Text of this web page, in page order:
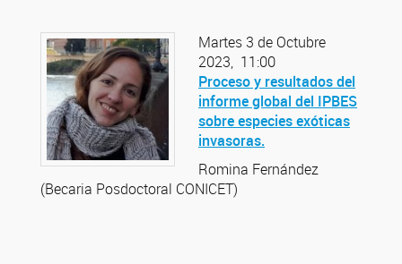
Martes 3 de Octubre
2023, 11:00
Proceso y resultados del
informe global del IPBES
sobre especies exóticas
invasoras.
Romina Fernández
(Becaria Posdoctoral CONICET)